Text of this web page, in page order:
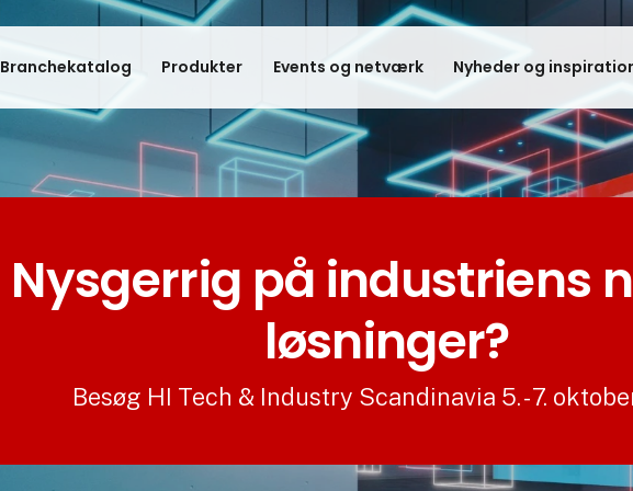
Branchekatalog Produkter Events og netværk Nyheder og
Nysgerrig på industriens
løsninger?
Besøg HI Tech & Industry Scandinavia 5. - 7.